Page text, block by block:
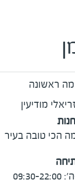
ראשונה
מודיעין
הכי טובה בעיר